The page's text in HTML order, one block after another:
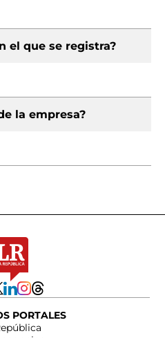
el que se registra?
la empresa?
PORTALES